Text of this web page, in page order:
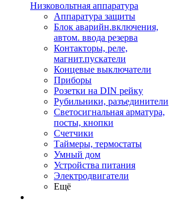
Низковольтная аппаратура
Аппаратура защиты
Блок аварийн.включения,
автом. ввода резерва
Контакторы, реле,
магнит.пускатели
Концевые выключатели
Приборы
Розетки на DIN рейку
Рубильники, разъединители
Светосигнальная арматура,
посты, кнопки
Счетчики
Таймеры, термостаты
Умный дом
Устройства питания
Электродвигатели
Ещё